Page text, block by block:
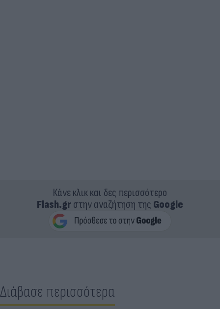
Κάνε κλικ και δες περισσότερο
Flash.grστην αναζήτηση της Google
Διάβασε περισσότερα